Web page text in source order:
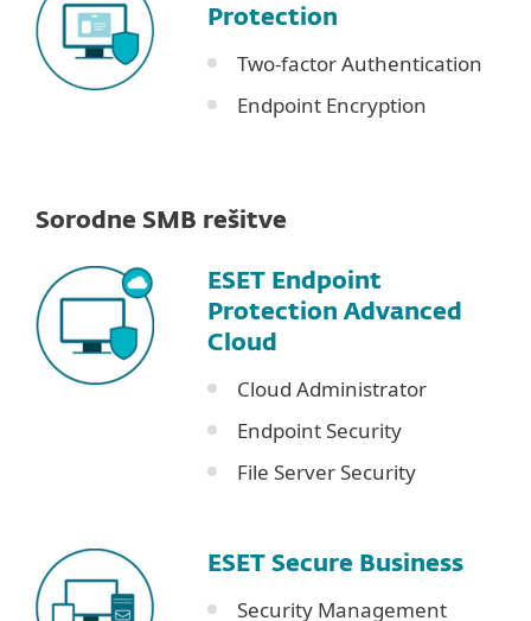
Protection
Two-factor Authentication
Endpoint Encryption
Sorodne SMB rešitve
ESET Endpoint
Protection Advanced
Cloud
Cloud Administrator
Endpoint Security
File Server Security
ESET Secure Business
Security Management